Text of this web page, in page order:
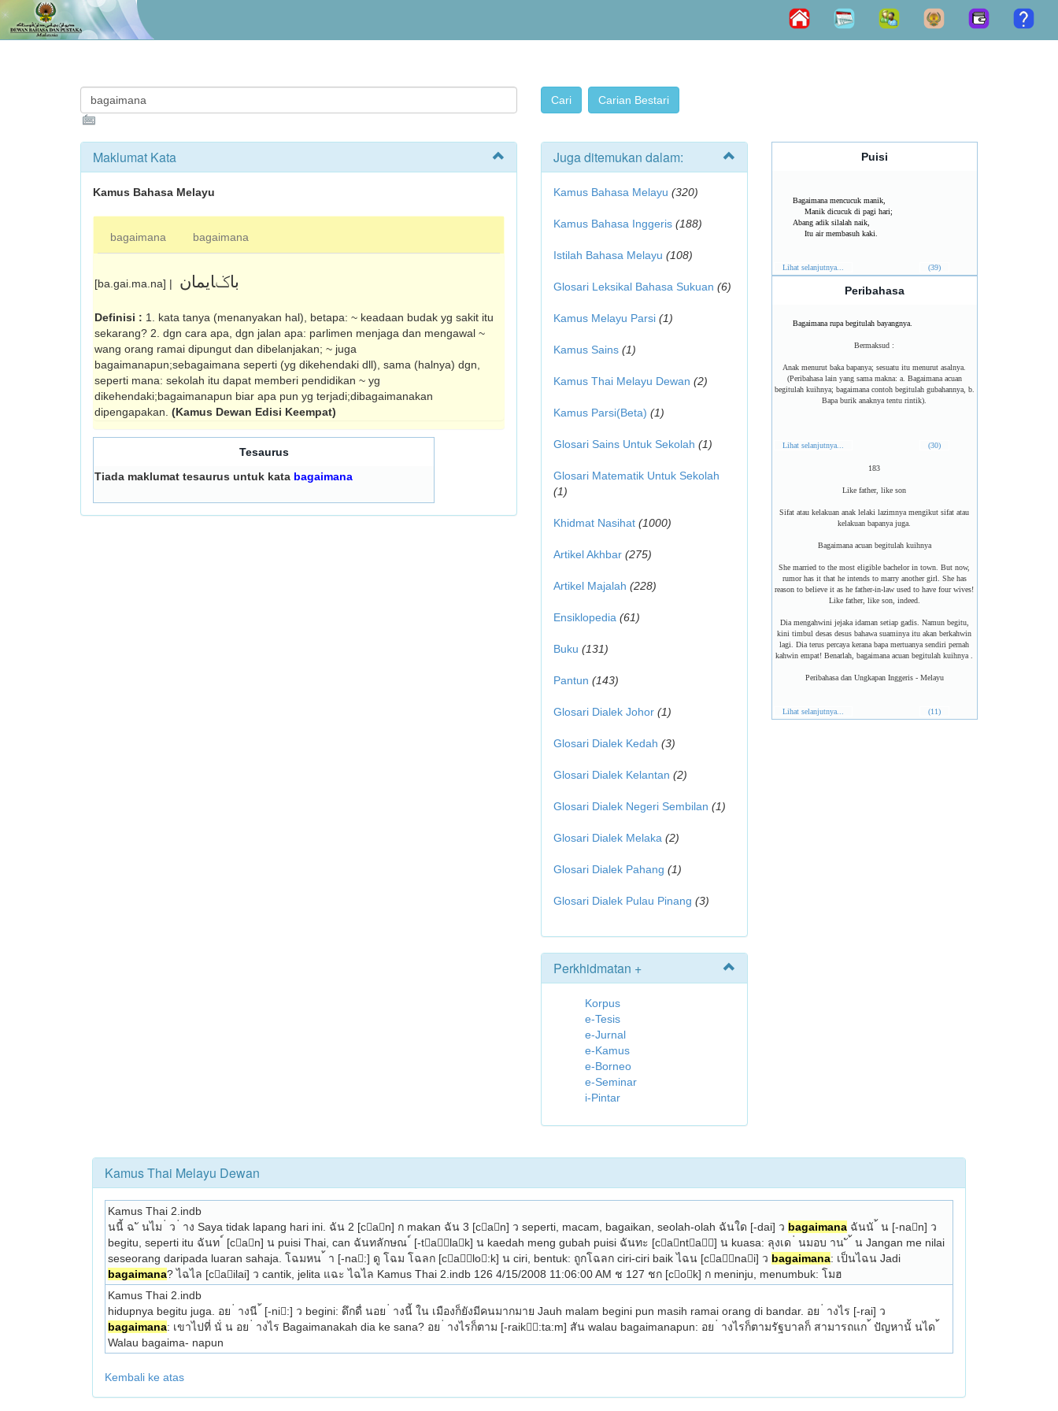
Maklumat Kata
Kamus Bahasa Melayu
bagaimana bagaimana
[ba.gai.ma.na] | باݢايمان
Definisi : 1. kata tanya (menanyakan hal), betapa: ~ keadaan budak yg sakit itu
sekarang? 2. dgn cara apa, dgn jalan apa: parlimen menjaga dan mengawal ~
wang orang ramai dipungut dan dibelanjakan; ~ juga
bagaimanapun;sebagaimana seperti (yg dikehendaki dll), sama (halnya) dgn,
seperti mana: sekolah itu dapat memberi pendidikan ~ yg
dikehendaki;bagaimanapun biar apa pun yg terjadi;dibagaimanakan
dipengapakan. (Kamus Dewan Edisi Keempat)
Tesaurus
Tiada maklumat tesaurus untuk kata bagaimana
Juga ditemukan dalam:
Kamus Bahasa Melayu (320)
Kamus Bahasa Inggeris (188)
Istilah Bahasa Melayu (108)
Glosari Leksikal Bahasa Sukuan (6)
Kamus Melayu Parsi (1)
Kamus Sains (1)
Kamus Thai Melayu Dewan (2)
Kamus Parsi(Beta) (1)
Glosari Sains Untuk Sekolah (1)
Glosari Matematik Untuk Sekolah
(1)
Khidmat Nasihat (1000)
Artikel Akhbar (275)
Artikel Majalah (228)
Ensiklopedia (61)
Buku (131)
Pantun (143)
Glosari Dialek Johor (1)
Glosari Dialek Kedah (3)
Glosari Dialek Kelantan (2)
Glosari Dialek Negeri Sembilan (1)
Glosari Dialek Melaka (2)
Glosari Dialek Pahang (1)
Glosari Dialek Pulau Pinang (3)
Perkhidmatan +
Korpus
e-Tesis
e-Jurnal
e-Kamus
e-Borneo
e-Seminar
i-Pintar
Puisi
Bagaimana mencucuk manik,
Manik dicucuk di pagi hari;
Abang adik silalah naik,
Itu air membasuh kaki.
Lihat selanjutnya... (39)
Peribahasa
Bagaimana rupa begitulah bayangnya.
Bermaksud :
Anak menurut baka bapanya; sesuatu itu menurut asalnya.
(Peribahasa lain yang sama makna: a. Bagaimana acuan
begitulah kuihnya; bagaimana contoh begitulah gubahannya, b.
Bapa burik anaknya tentu rintik).
Lihat selanjutnya... (30)
183
Like father, like son
Sifat atau kelakuan anak lelaki lazimnya mengikut sifat atau
kelakuan bapanya juga.
Bagaimana acuan begitulah kuihnya
She married to the most eligible bachelor in town. But now,
rumor has it that he intends to marry another girl. She has
reason to believe it as he father-in-law used to have four wives!
Like father, like son, indeed.
Dia mengahwini jejaka idaman setiap gadis. Namun begitu,
kini timbul desas desus bahawa suaminya itu akan berkahwin
lagi. Dia terus percaya kerana bapa mertuanya sendiri pernah
kahwin empat! Benarlah, bagaimana acuan begitulah kuihnya .
Peribahasa dan Ungkapan Inggeris - Melayu
Lihat selanjutnya... (11)
Kamus Thai Melayu Dewan
Kamus Thai 2.indb
นนี้ ฉ ั นไม ่ ว ่ าง Saya tidak lapang hari ini. ฉัน 2 [can] ก makan ฉัน 3 [can] ว seperti, macam, bagaikan, seolah-olah ฉันใด [-dai] ว bagaimana ฉันนั ้ น [-nan] ว
begitu, seperti itu ฉันท ์ [can] น puisi Thai, can ฉันทลักษณ ์ [-talak] น kaedah meng­ gubah puisi ฉันทะ [canta] น kuasa: ลุงเด ่ นมอบ าน ั ้ น Jangan me­ nilai
seseorang daripada luaran sahaja. โฉมหน ้ า [-na:] ดู โฉม โฉลก [calo:k] น ciri, bentuk: ถูกโฉลก ciri-ciri baik ไฉน [canai] ว bagaimana
bagaimana? ไฉไล [cailai] ว cantik, jelita แฉะ ไฉไล Kamus Thai 2.indb 126 4/15/2008 11:06:00 AM ช 127 ชก [cok] ก meninju, menumbuk: โมฮ
Kamus Thai 2.indb
bagaimana: เขาไปที่ นั่ น อย ่ างไร Bagaimanakah dia ke sana? อย ่ างไรก็ตาม [-raik:ta:m] สัน walau bagaimanapun: อย ่ างไรก็ตามรัฐบาลก็ สามารถแก ้ ปัญหานั้ นได ้
Walau bagaima- napun
Kembali ke atas